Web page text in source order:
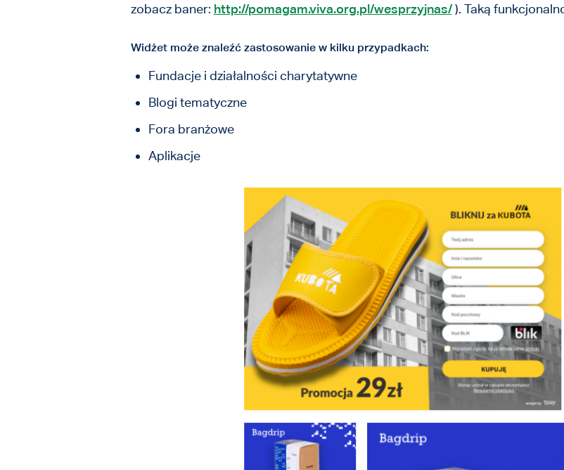
zobacz baner: http://pomagam.viva.org.pl/wesprzyjnas/). Taką
Widżet może znaleźć zastosowanie w kilku przypadkach:
Fundacje i działalności charytatywne
Blogi tematyczne
Fora branżowe
Aplikacje